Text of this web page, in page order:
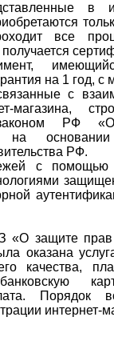
в
все
на 1 год, с
с
магазина,
законом РФ
на основании
РФ.
с помощью
«О защите прав
оказана
качества,
Порядок
интернет-